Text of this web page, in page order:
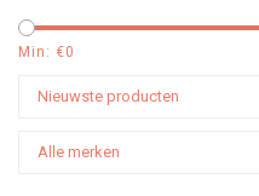
Min: €0